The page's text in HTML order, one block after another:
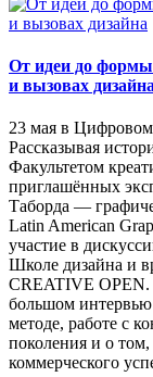
От идеи до
и вызовах дизайна
23 мая в Цифровом
Рассказывая
Факультетом
приглашённых
Таборда —
Latin American
участие в
Школе дизайна и
CREATIVE
большом интервью
методе, работе с
поколения и о
коммерческого